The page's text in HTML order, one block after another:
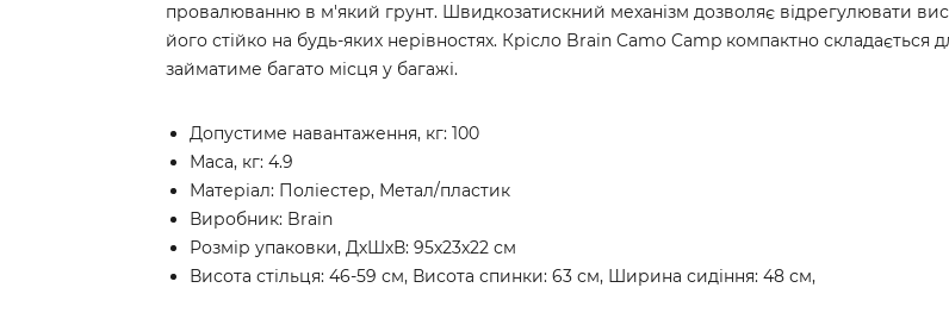
провалюванню в м'який грунт. Швидкозатискний механізм дозволяє відрегулювати
його стійко на будь-яких нерівностях. Крісло Brain Camo Camp компактно складається
займатиме багато місця у багажі.
Допустиме навантаження, кг: 100
Маса, кг: 4.9
Матеріал: Поліестер, Метал/пластик
Виробник: Brain
Розмір упаковки, ДхШхВ: 95х23х22 см
Висота стільця: 46-59 см, Висота спинки: 63 см, Ширина сидіння: 48 см,